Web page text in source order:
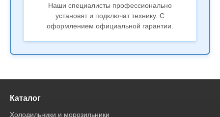
Наши специалисты профессионально
установят и подключат технику. С
оформлением официальной гарантии.
Каталог
Холодильники и морозильники